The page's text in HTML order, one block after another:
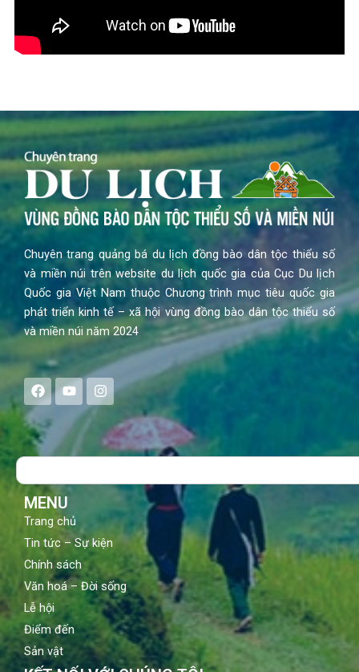
Chuyên trang quảng bá du lịch đồng bào dân tộc thiểu số
và miền núi trên website du lịch quốc gia của Cục Du lịch
Quốc gia Việt Nam thuộc Chương trình mục tiêu quốc gia
phát triển kinh tế – xã hội vùng đồng bào dân tộc thiểu số
và miền núi năm 2024
F
a
c
e
b
o
Y
o
u
t
u
b
I
n
s
a
g
Search
MENU
Trang chủ
Tin tức – Sự kiện
Chính sách
Văn hoá – Đời sống
Lễ hội
Điểm đến
Sản vật